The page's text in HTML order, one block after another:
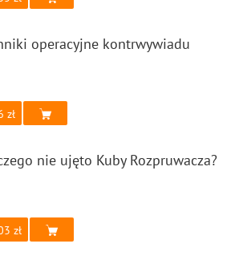
operacyjne kontrwywiadu
nie ujęto Kuby Rozpruwacza?